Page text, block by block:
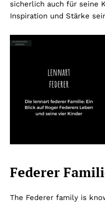
sicherlich auch für seine
Inspiration und Stärke
Federer
The Federer family is